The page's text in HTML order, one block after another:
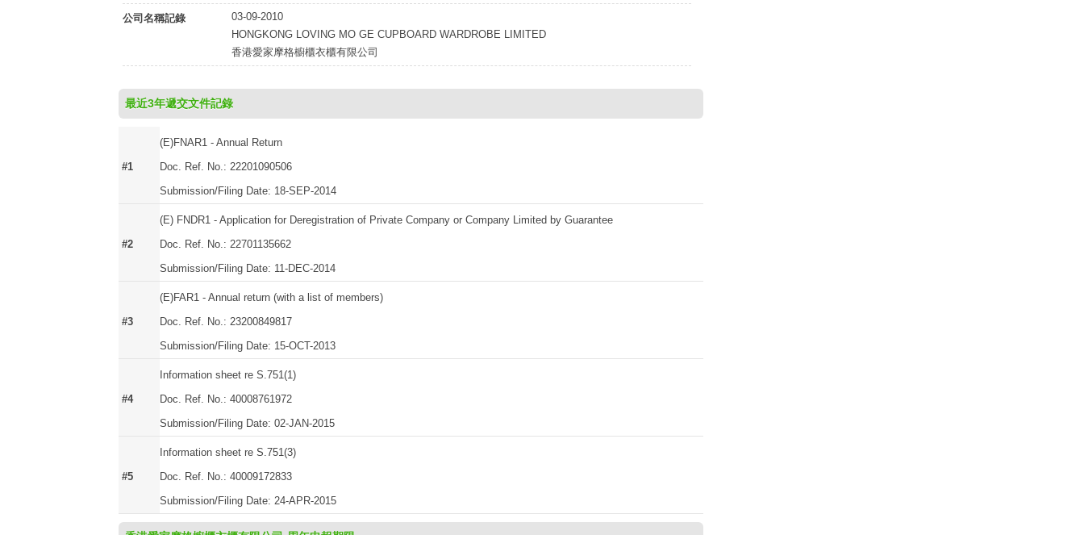
公司名稱記錄
03-09-2010
HONGKONG LOVING MO GE CUPBOARD WARDROBE LIMITED
香港愛家摩格櫥櫃衣櫃有限公司
最近3年遞交文件記錄
#1
(E)FNAR1 - Annual Return
Doc. Ref. No.: 22201090506
Submission/Filing Date: 18-SEP-2014
#2
(E) FNDR1 - Application for Deregistration of Private Company or Company Limited by Guarantee
Doc. Ref. No.: 22701135662
Submission/Filing Date: 11-DEC-2014
#3
(E)FAR1 - Annual return (with a list of members)
Doc. Ref. No.: 23200849817
Submission/Filing Date: 15-OCT-2013
#4
Information sheet re S.751(1)
Doc. Ref. No.: 40008761972
Submission/Filing Date: 02-JAN-2015
#5
Information sheet re S.751(3)
Doc. Ref. No.: 40009172833
Submission/Filing Date: 24-APR-2015